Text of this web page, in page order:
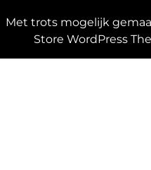
Met trots mogelijk
Store WordPress